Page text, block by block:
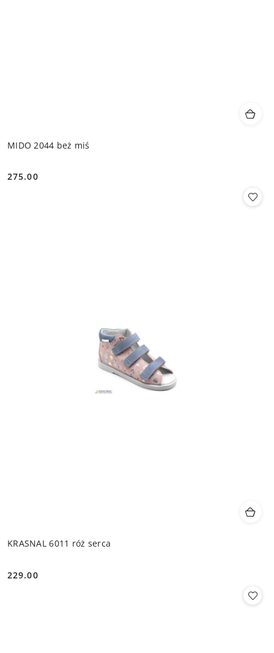
MIDO 2044 beż miś
Cena:
275.00
KRASNAL 6011 róż serca
Cena:
229.00